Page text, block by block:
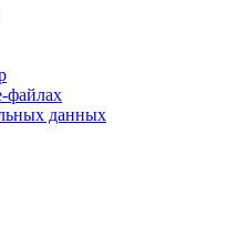
файлах
данных